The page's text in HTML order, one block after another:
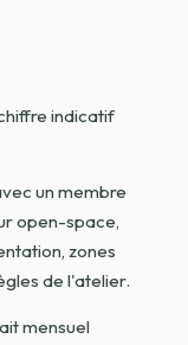
indicatif
un membre
open-space,
zones
de l'atelier.
mensuel